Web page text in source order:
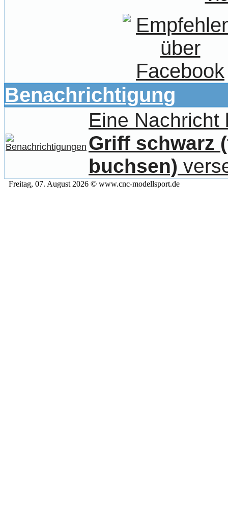
Benachrichtigung
Eine
Griff schwarz
buchsen)
Freitag, 07. August 2026 © www.cnc-modellsport.de